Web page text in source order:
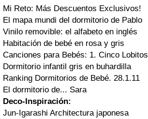
Mi Reto: Más Descuentos Exclusivos!
El mapa mundi del dormitorio de Pablo
Vinilo removible: el alfabeto en inglés
Habitación de bebé en rosa y gris
Canciones para Bebés: 1. Cinco Lobitos
Dormitorio infantil gris en buhardilla
Ranking Dormitorios de Bebé. 28.1.11
El dormitorio de... Sara
Deco-Inspiración:
Jun-Igarashi Architectura japonesa